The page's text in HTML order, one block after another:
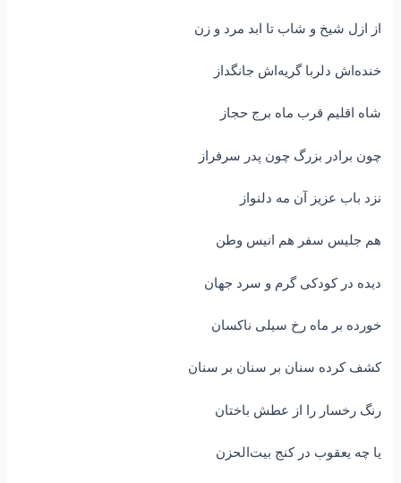
از ازل شیخ و شاب تا ابد مرد و زن
خنده‌اش دلربا گریه‌اش جانگداز
شاه اقلیم قرب ماه برج حجاز
چون برادر بزرگ چون پدر سرفراز
نزد باب عزیز آن مه دلنواز
هم جلیس سفر هم انیس وطن
دیده در کودکی گرم و سرد جهان
خورده بر ماه رخ سیلی ناکسان
کشف کرده سنان بر سنان بر سنان
رنگ رخسار را از عطش باختان
یا چه یعقوب در کنج بیت‌الحزن